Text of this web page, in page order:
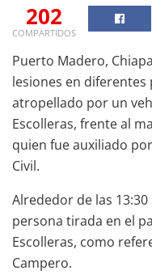
202
COMPARTIDOS
Puerto Madero,
lesiones en
atropellado por un
Escolleras, frente al
quien fue auxiliado
Civil.
Alrededor de las
persona tirada en el
Escolleras, como
Campero.